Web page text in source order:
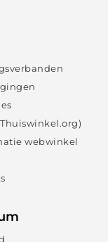
webwinkel